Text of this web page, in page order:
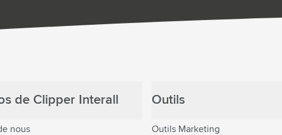
de Clipper Interall
nous
Outils
Outils Marketing